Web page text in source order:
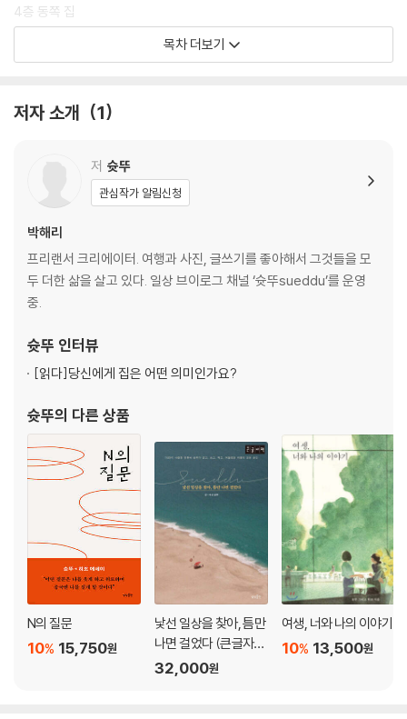
4층 동쪽 집
자취 밥상
사는 것과 살아지는 것
3. 집이 생겼습니다
인생 가장 큰 쇼핑
인테리어의 세계
예쁜 게 취향입니다
몸에 꼭 맞는 집
초록 친구들
쓸고 닦는 일
사람은 변하기 힘들다지만
혼자 있는 방
나 전시장
안전에는 돈이 든다
5. 그리고 필요한 것들
동네 친구와 단골집
산 혹은 바다
나의 전부
마치며
목차 더보기
저자 소개 1
저 슛뚜
관심작가 알림신청
박해리
프리랜서 크리에이터. 여행과 사진, 글쓰기를 좋아해서 그것들을 모
두 더한 삶을 살고 있다. 일상 브이로그 채널 ‘슛뚜sueddu’를 운영
중.
슛뚜 인터뷰
[읽다]당신에게 집은 어떤 의미인가요?
슛뚜의 다른 상품
N의 질문
15,750원
10%
낯선 일상을 찾아, 틈만
나면 걸었다 (큰글자도
서)
32,000원
여생, 너와 나의 이야기
13,500원
10%